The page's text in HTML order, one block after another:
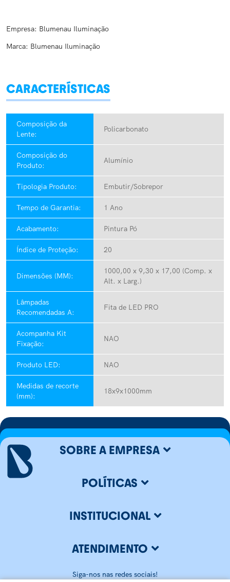
Empresa: Blumenau Iluminação
Marca: Blumenau Iluminação
CARACTERÍSTICAS
Composição da
Lente:
Policarbonato
Composição do
Produto:
Alumínio
Tipologia Produto: Embutir/Sobrepor
Tempo de Garantia: 1 Ano
Acabamento: Pintura Pó
Índice de Proteção: 20
Dimensões (MM):
1000,00 x 9,30 x 17,00 (Comp. x
Alt. x Larg.)
Lâmpadas
Recomendadas A:
Fita de LED PRO
Acompanha Kit
Fixação:
NAO
Produto LED: NAO
Medidas de recorte
(mm):
18x9x1000mm
SOBRE A EMPRESA
POLÍTICAS
INSTITUCIONAL
ATENDIMENTO
Siga-nos nas redes sociais!